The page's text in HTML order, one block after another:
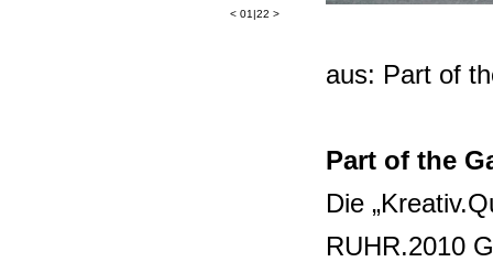
< 01|22 >
aus: Part of
Part of the
Die
RUHR.2010